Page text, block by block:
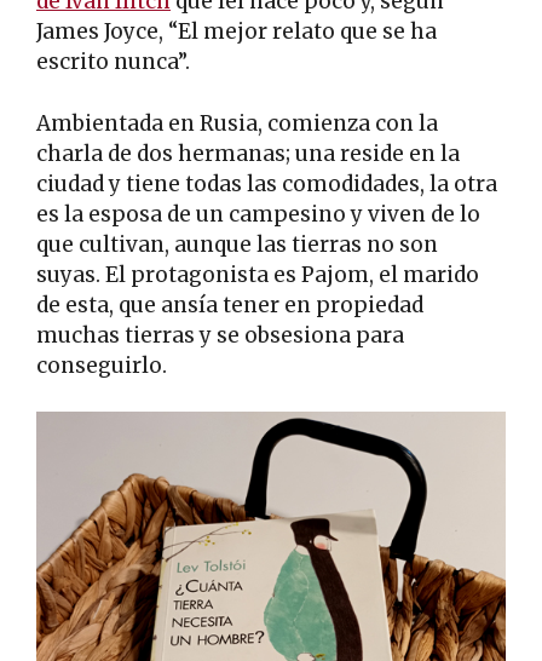
James Joyce, “El mejor relato que se ha
escrito nunca”.
Ambientada en Rusia, comienza con la
charla de dos hermanas; una reside en la
ciudad y tiene todas las comodidades, la otra
es la esposa de un campesino y viven de lo
que cultivan, aunque las tierras no son
suyas. El protagonista es Pajom, el marido
de esta, que ansía tener en propiedad
muchas tierras y se obsesiona para
conseguirlo.